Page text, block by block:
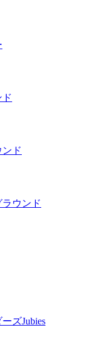
ド
ウンド
ズJubies